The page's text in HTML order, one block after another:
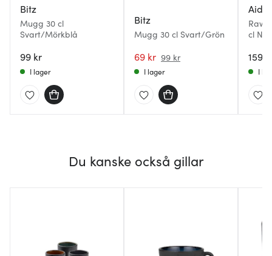
Bitz
Mugg 30 cl
Svart/Mörkblå
99 kr
I lager
Bitz
Mugg 30 cl Svart/Grön
69 kr 99 kr
I lager
Aida
Raw
cl
159
I
Du kanske också gillar